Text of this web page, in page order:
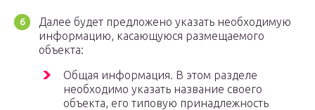
Далее будет предложено указать необходимую
информацию, касающуюся размещаемого
объекта:
Общая информация. В этом разделе
необходимо указать название своего
объекта, его типовую принадлежность